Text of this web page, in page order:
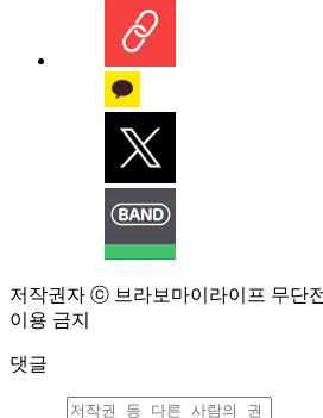
저작권자 ⓒ 브라보마이라이프 무단
이용 금지
댓글